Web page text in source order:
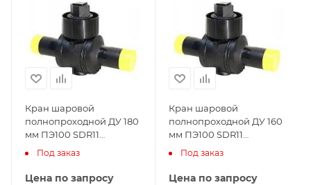
Кран шаровой
полнопроходной ДУ 180
мм ПЭ100 SDR11
Andronaco (Франция)
Под заказ
Цена по запросу
Кран шаровой
полнопроходной ДУ 160
мм ПЭ100 SDR11
Andronaco (Франция)
Под заказ
Цена по запросу